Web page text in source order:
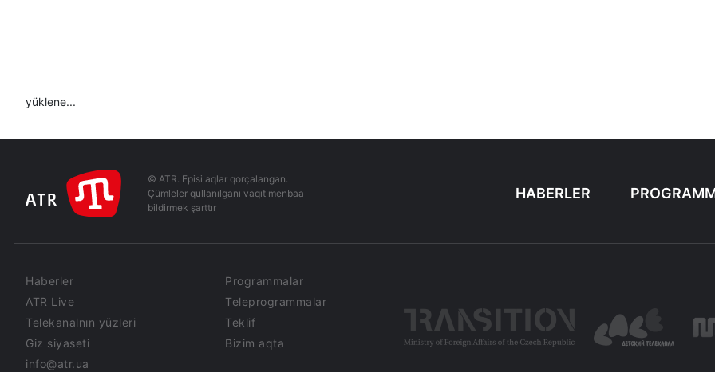
yüklene...
© ATR. Episi aqlar qorçalangan.
Çümleler qullanılganı vaqıt menbaa
bildirmek şarttır
HABERLER
Haberler
Programmalar
ATR Live
Teleprogrammalar
Telekanalnın yüzleri
Teklif
Giz siyaseti
Bizim aqta
info@atr.ua